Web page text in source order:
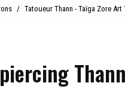
Tatoueur Thann - Taïga Zore Art